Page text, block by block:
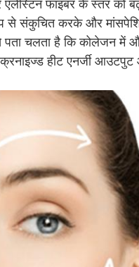
फाइबर के स्तर को
से संकुचित करके और
चलता है कि कोलेजन में
हीट एनर्जी